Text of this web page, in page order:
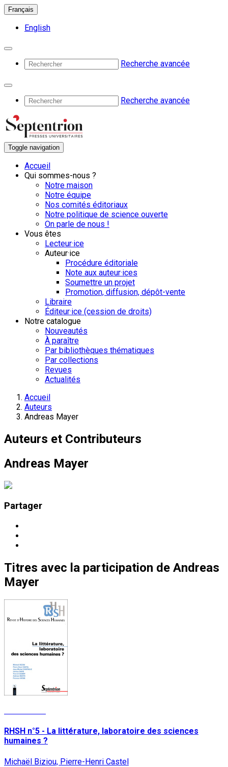
Français
English
Recherche avancée
Recherche avancée
Toggle navigation
Accueil
Qui sommes-nous ?
Notre maison
Notre équipe
Nos comités éditoriaux
Notre politique de science ouverte
On parle de nous !
Vous êtes
Lecteur·ice
Auteur·ice
Procédure éditoriale
Note aux auteur·ices
Soumettre un projet
Promotion, diffusion, dépôt-vente
Libraire
Éditeur·ice (cession de droits)
Notre catalogue
Nouveautés
À paraître
Par bibliothèques thématiques
Par collections
Revues
Actualités
Accueil
Auteurs
Andreas Mayer
Auteurs et Contributeurs
Andreas Mayer
Partager
Titres avec la participation de Andreas
Mayer
RHSH n°5 - La littérature, laboratoire des sciences
humaines ?
Michaël Biziou, Pierre-Henri Castel